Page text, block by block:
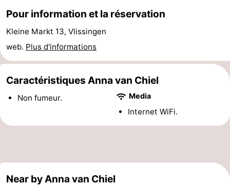
Last
Voir
et
Lieux
Points
Attractions
Pour information et la réservation
Kleine Markt 13, Vlissingen
web. Plus d'informations
Caractéristiques Anna van Chiel
Non fumeur. Media
Internet WiFi.
Near by Anna van Chiel